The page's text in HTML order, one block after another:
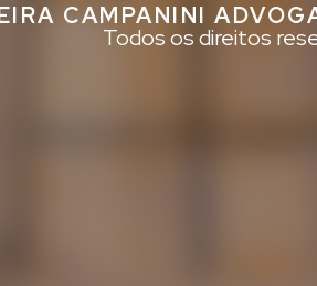
CAMPANINI
Todos os direitos